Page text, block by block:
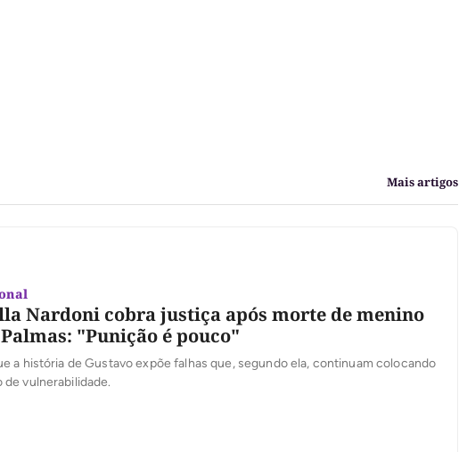
Mais artigos
Nardoni cobra justiça após morte de menino
"Punição é pouco"
a história de Gustavo expõe falhas que, segundo ela, continuam colocando
vulnerabilidade.